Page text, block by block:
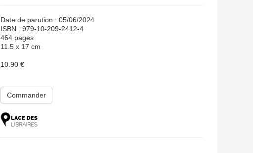
Date de parution : 05/06/2024
ISBN : 979-10-209-2412-4
464 pages
11.5 x 17 cm
10.90 €
Commander